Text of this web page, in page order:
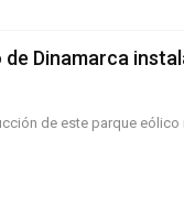
Dinamarca
de este parque